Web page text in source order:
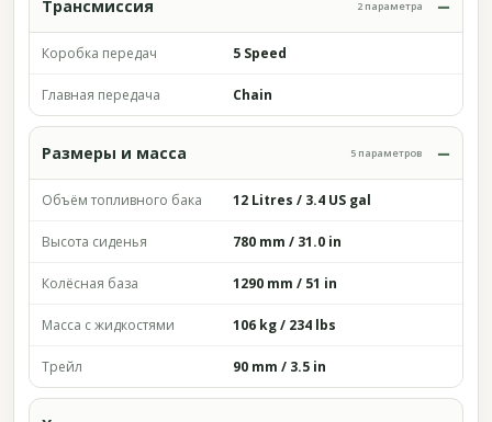
Трансмиссия 2 параметра
Коробка передач 5 Speed
Главная передача Chain
Размеры и масса 5 параметров
Объём топливного бака 12 Litres / 3.4 US gal
Высота сиденья 780 mm / 31.0 in
Колёсная база 1290 mm / 51 in
Масса с жидкостями 106 kg / 234 lbs
Трейл 90 mm / 3.5 in